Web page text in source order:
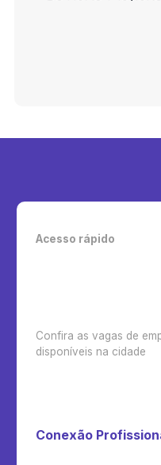
Acesso rápido
Confira as vagas de
disponíveis na cidade
Conexão